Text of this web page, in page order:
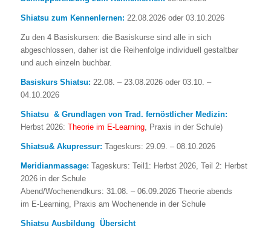
Shiatsu zum Kennenlernen: 22.08.2026 oder 03.10.2026
Zu den 4 Basiskursen: die Basiskurse sind alle in sich
abgeschlossen, daher ist die Reihenfolge individuell gestaltbar
und auch einzeln buchbar.
Basiskurs Shiatsu: 22.08. – 23.08.2026 oder 03.10. –
04.10.2026
Shiatsu & Grundlagen von Trad. fernöstlicher Medizin:
Herbst 2026: Theorie im E-Learning, Praxis in der Schule)
Shiatsu& Akupressur: Tageskurs: 29.09. – 08.10.2026
Meridianmassage: Tageskurs: Teil1: Herbst 2026, Teil 2: Herbst
2026 in der Schule
Abend/Wochenendkurs: 31.08. – 06.09.2026 Theorie abends
im E-Learning, Praxis am Wochenende in der Schule
Shiatsu Ausbildung Übersicht